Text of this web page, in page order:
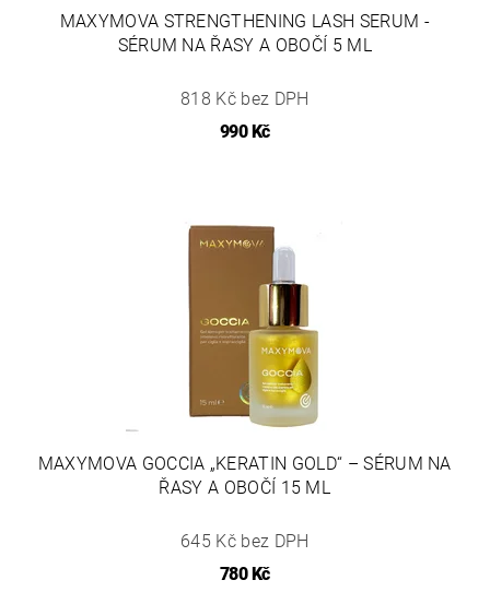
MAXYMOVA STRENGTHENING LASH SERUM -
SÉRUM NA ŘASY A OBOČÍ 5 ML
818 Kč bez DPH
990 Kč
MAXYMOVA GOCCIA „KERATIN GOLD“ – SÉRUM NA
ŘASY A OBOČÍ 15 ML
645 Kč bez DPH
780 Kč